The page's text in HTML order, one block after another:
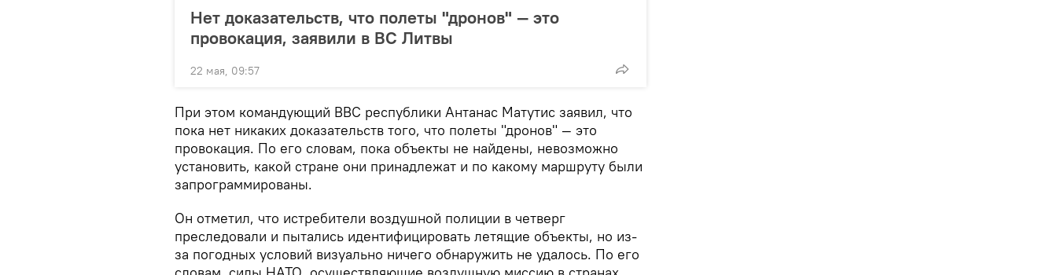
Нет доказательств, что полеты "дронов" — это
провокация, заявили в ВС Литвы
22 мая, 09:57
При этом командующий ВВС республики Антанас Матутис заявил, что
пока нет никаких доказательств того, что полеты "дронов" — это
провокация. По его словам, пока объекты не найдены, невозможно
установить, какой стране они принадлежат и по какому маршруту были
запрограммированы.
Он отметил, что истребители воздушной полиции в четверг
преследовали и пытались идентифицировать летящие объекты, но из-
за погодных условий визуально ничего обнаружить не удалось. По его